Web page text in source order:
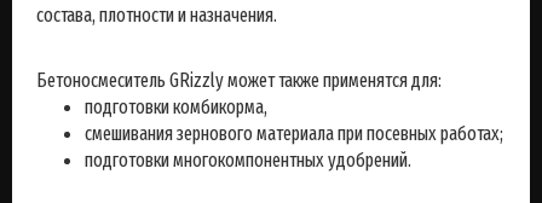
состава, плотности и назначения.
Бетоносмеситель GRizzly может также применятся для:
подготовки комбикорма,
смешивания зернового материала при посевных работах;
подготовки многокомпонентных удобрений.